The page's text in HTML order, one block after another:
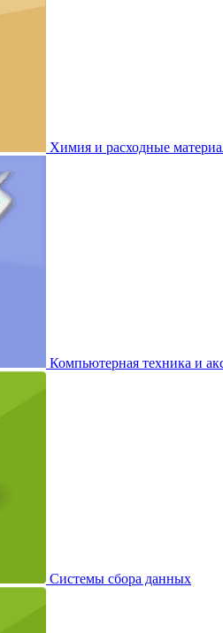
Химия и расходные
Компьютерная техника и
Системы сбора данных